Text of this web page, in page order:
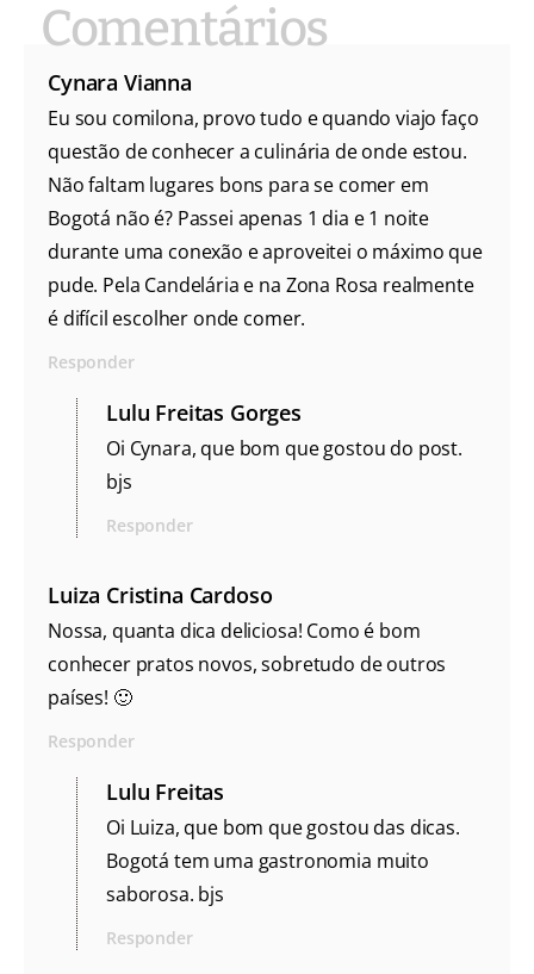
Cynara Vianna
Eu sou comilona, provo tudo e quando viajo faço
questão de conhecer a culinária de onde estou.
Não faltam lugares bons para se comer em
Bogotá não é? Passei apenas 1 dia e 1 noite
durante uma conexão e aproveitei o máximo que
pude. Pela Candelária e na Zona Rosa realmente
é difícil escolher onde comer.
Responder
Lulu Freitas Gorges
Oi Cynara, que bom que gostou do post.
bjs
Responder
Luiza Cristina Cardoso
Nossa, quanta dica deliciosa! Como é bom
conhecer pratos novos, sobretudo de outros
países! 🙂
Responder
Lulu Freitas
Oi Luiza, que bom que gostou das dicas.
Bogotá tem uma gastronomia muito
saborosa. bjs
Responder